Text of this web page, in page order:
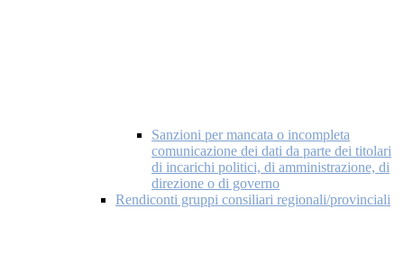
Sanzioni per mancata o incompleta
comunicazione dei dati da parte dei titolari
di incarichi politici, di amministrazione, di
direzione o di governo
Rendiconti gruppi consiliari regionali/provinciali